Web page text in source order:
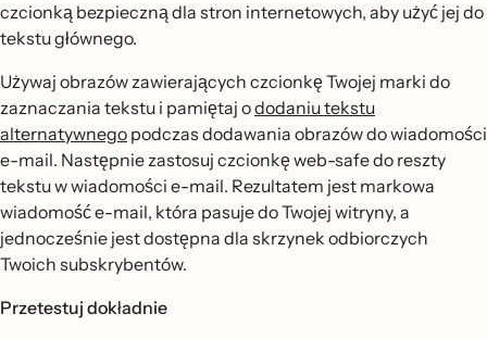
czcionką bezpieczną dla stron internetowych, aby użyć jej do
tekstu głównego.
Używaj obrazów zawierających czcionkę Twojej marki do
zaznaczania tekstu i pamiętaj ododaniu tekstu
alternatywnego podczas dodawania obrazów do wiadomości
e-mail. Następnie zastosuj czcionkę web-safe do reszty
tekstu w wiadomości e-mail. Rezultatem jest markowa
wiadomość e-mail, która pasuje do Twojej witryny, a
jednocześnie jest dostępna dla skrzynek odbiorczych
Twoich subskrybentów.
Przetestuj dokładnie